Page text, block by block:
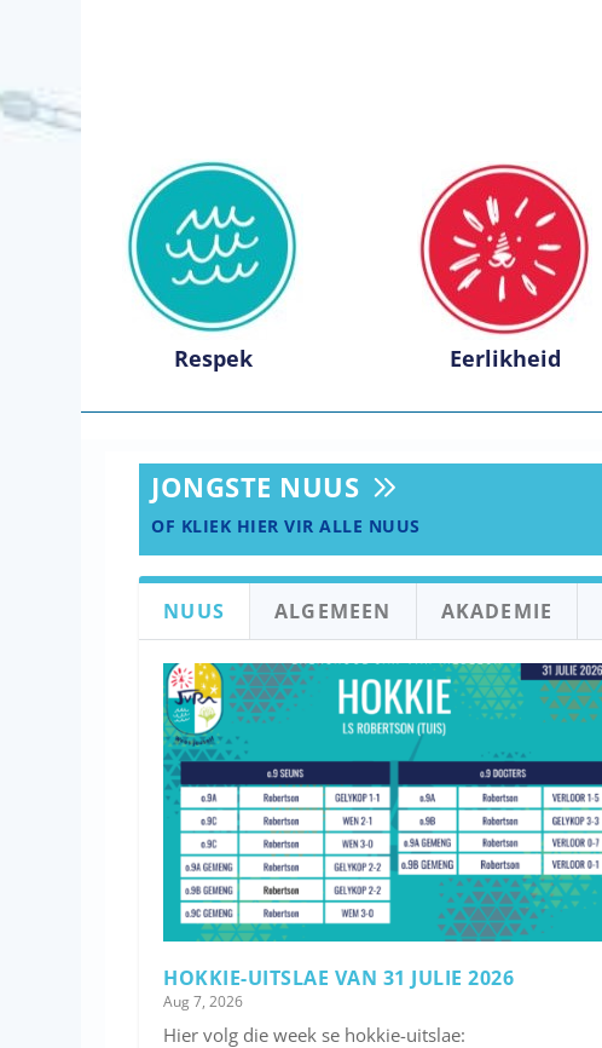
Respek Eerlikheid
JONGSTE NUUS
OF KLIEK HIER VIR ALLE NUUS
NUUS ALGEMEEN AKADEMIE
HOKKIE-UITSLAE VAN 31 JULIE 2026
Aug 7, 2026
Hier volg die week se hokkie-uitslae: